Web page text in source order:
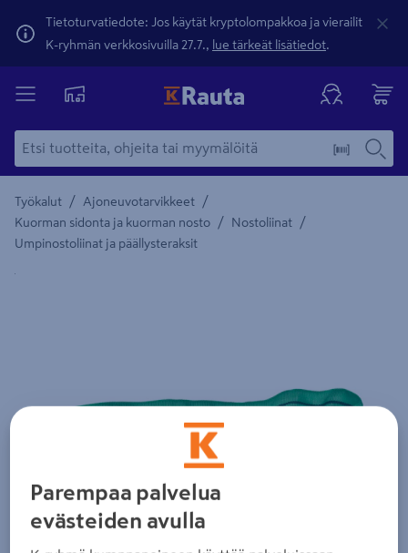
Tietoturvatiedote: Jos käytät kryptolompakkoa ja vierailit
K-ryhmän verkkosivuilla 27.7., lue tärkeät lisätiedot.
Työkalut / Ajoneuvotarvikkeet /
Kuorman sidonta ja kuorman nosto / Nostoliinat /
Umpinostoliinat ja päällysteraksit
Yksityiskohtainen kuvaus löytyy Tuotteen kuvaus -
Parempaa palvelua
evästeiden avulla